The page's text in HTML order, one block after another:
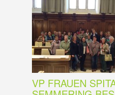
VP FRAUEN